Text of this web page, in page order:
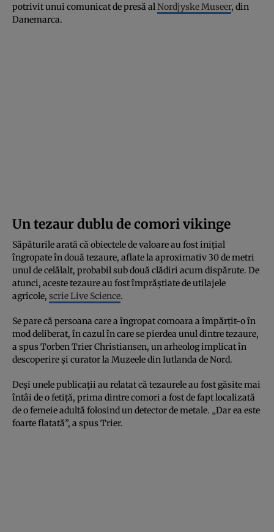
potrivit unui comunicat de presă alNordjyske Museer, din
Danemarca.
Un tezaur dublu de comori vikinge
Săpăturile arată că obiectele de valoare au fost inițial
îngropate în două tezaure, aflate la aproximativ 30 de metri
unul de celălalt, probabil sub două clădiri acum dispărute. De
atunci, aceste tezaure au fost împrăștiate de utilajele
agricole, scrie Live Science.
Se pare că persoana care a îngropat comoara a împărțit-o în
mod deliberat, în cazul în care se pierdea unul dintre tezaure,
a spus Torben Trier Christiansen, un arheolog implicat în
descoperire și curator la Muzeele din Iutlanda de Nord.
Deși unele publicații au relatat că tezaurele au fost găsite mai
întâi de o fetiță, prima dintre comori a fost de fapt localizată
de o femeie adultă folosind un detector de metale. „Dar ea este
foarte flatată”, a spus Trier.